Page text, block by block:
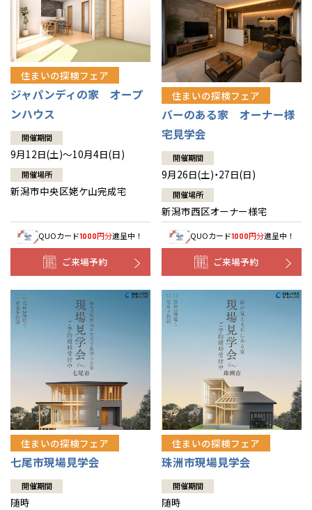
住まいの探検フェア
ジャパンディの家 オープ
ンハウス
開催期間
9月12日(土)～10月4日(日)
開催場所
新潟市中央区姥ケ山完成宅
QUOカード1000円分進呈中！
ご来場予約
住まいの探検フェア
バーのある家 オーナー様
宅見学会
開催期間
9月26日(土)・27日(日)
開催場所
新潟市西区オーナー様宅
QUOカード1000円分進呈中！
ご来場予約
住まいの探検フェア
七尾市現場見学会
開催期間
随時
住まいの探検フェア
珠洲市現場見学会
開催期間
随時